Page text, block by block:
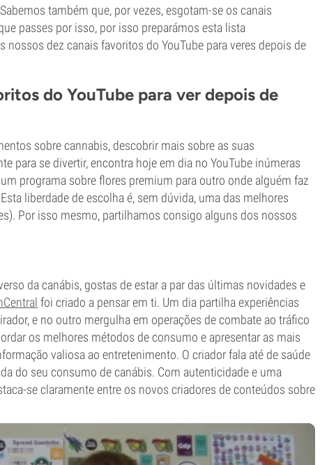
também que, por vezes, esgotam-se os canais
passes por isso, por isso preparámos esta lista
nossos dez canais favoritos do YouTube para veres depois de
do YouTube para ver depois de
sobre cannabis, descobrir mais sobre as suas
para se divertir, encontra hoje em dia no YouTube inúmeras
programa sobre flores premium para outro onde alguém faz
liberdade de escolha é, sem dúvida, uma das melhores
Por isso mesmo, partilhamos consigo alguns dos nossos
da canábis, gostas de estar a par das últimas novidades e
foi criado a pensar em ti. Um dia partilha experiências
e no outro mergulha em operações de combate ao tráfico
os melhores métodos de consumo e apresentar as mais
valiosa ao entretenimento. O criador fala até de saúde
do seu consumo de canábis. Com autenticidade e uma
se claramente entre os novos criadores de conteúdos sobre